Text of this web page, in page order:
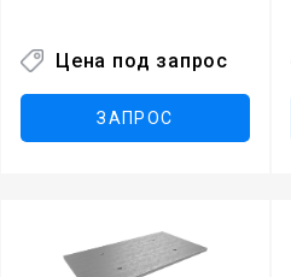
Цена под запрос
ЗАПРОС